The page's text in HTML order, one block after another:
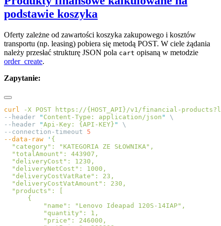
podstawie koszyka
Oferty zależne od zawartości koszyka zakupowego i kosztów
transportu (np. leasing) pobiera się metodą POST. W ciele żądania
należy przesłać strukturę JSON pola cart opisaną w metodzie
order_create.
Zapytanie:
curl -X POST https://{HOST_API}/v1/financial-
--header
" Content-Type: application/json "
--header
"Api-Key: {API-KEY} "
--connection-timeout
--data-raw '